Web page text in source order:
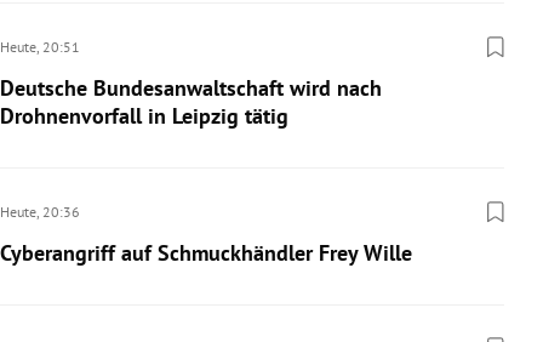
Heute, 20:51
Deutsche Bundesanwaltschaft wird nach
Drohnenvorfall in Leipzig tätig
Heute, 20:36
Cyberangriff auf Schmuckhändler Frey Wille